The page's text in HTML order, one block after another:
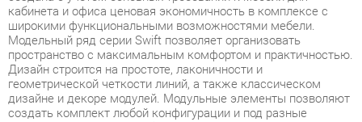
пространство с максимальным комфортом и практичностью.
Дизайн строится на простоте, лаконичности и
геометрической четкости линий, а также классическом
дизайне и декоре модулей. Модульные элементы позволяют
создать комплект любой конфигурации и под разные
размеры помещения. Мебель этой серии
многофункциональна, эргономична, удобна, проста и
долговечна в процессе эксплуатации покрытие материалов
обеспечивает защиту от истирания, мелких сколов и